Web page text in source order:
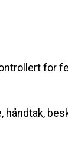
for
håndtak,